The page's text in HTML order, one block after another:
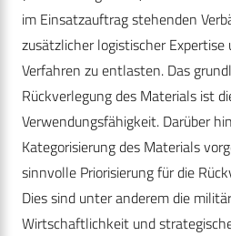
im Einsatzauftrag stehenden
zusätzlicher logistischer
Verfahren zu entlasten. Das
Rückverlegung des Materials ist
Verwendungsfähigkeit. Darüber
Kategorisierung des Materials
sinnvolle Priorisierung für die
Dies sind unter anderem die
Wirtschaftlichkeit und